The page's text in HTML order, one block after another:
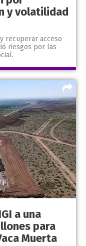
y volatilidad
recuperar acceso
riesgos por las
a una
para
Muerta